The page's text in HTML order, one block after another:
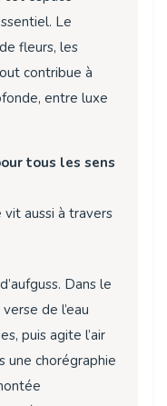
Le
fleurs, les
contribue à
entre luxe
tous les sens
aussi à travers
Dans le
de l’eau
puis agite l’air
une chorégraphie